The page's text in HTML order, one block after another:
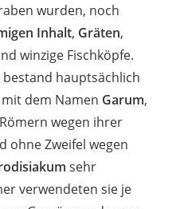
wurden, noch
Inhalt, Gräten,
winzige Fischköpfe.
bestand hauptsächlich
mit dem Namen Garum,
wegen ihrer
ohne Zweifel wegen
sehr
verwendeten sie je